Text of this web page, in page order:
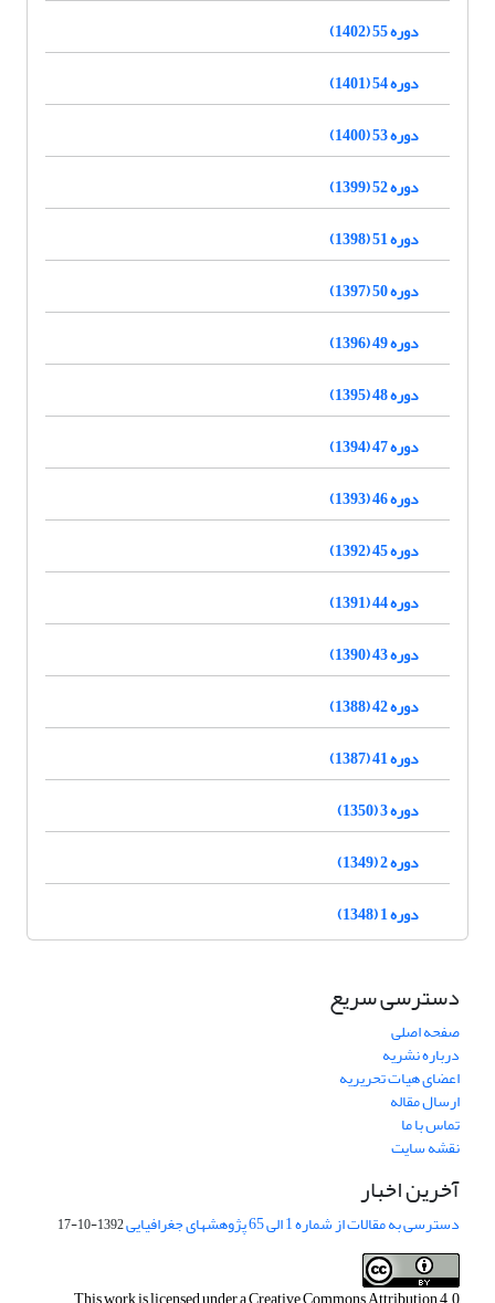
دوره 55 (1402)
دوره 54 (1401)
دوره 53 (1400)
دوره 52 (1399)
دوره 51 (1398)
دوره 50 (1397)
دوره 49 (1396)
دوره 48 (1395)
دوره 47 (1394)
دوره 46 (1393)
دوره 45 (1392)
دوره 44 (1391)
دوره 43 (1390)
دوره 42 (1388)
دوره 41 (1387)
دوره 3 (1350)
دوره 2 (1349)
دوره 1 (1348)
دسترسی سریع
صفحه اصلی
درباره نشریه
اعضای هیات تحریریه
ارسال مقاله
تماس با ما
نقشه سایت
آخرین اخبار
دسترسی به مقالات از شماره 1 الی 65 پژوهشهای جغرافیایی 1392-10-17